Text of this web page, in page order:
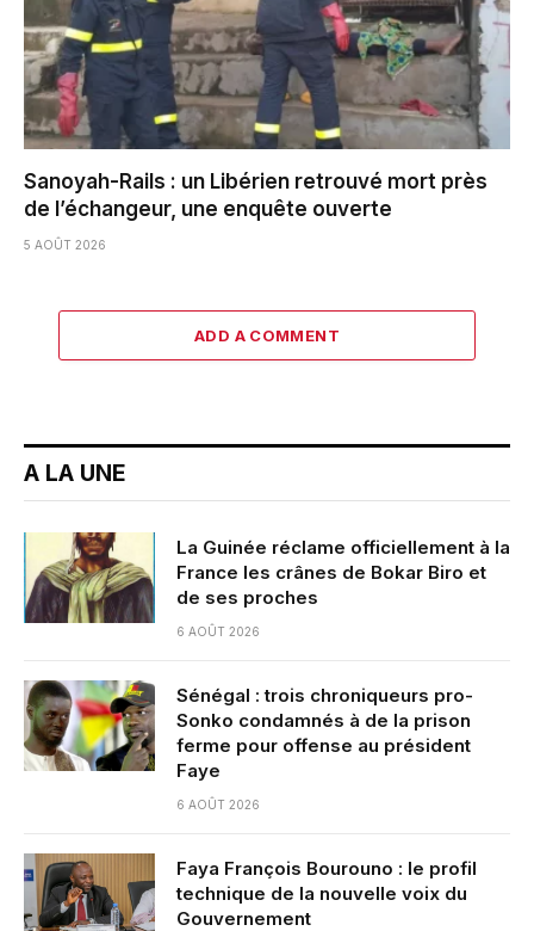
Sanoyah-Rails : un Libérien retrouvé mort près
de l’échangeur, une enquête ouverte
5 AOÛT 2026
ADD A COMMENT
A LA UNE
La Guinée réclame officiellement à la
France les crânes de Bokar Biro et
de ses proches
6 AOÛT 2026
Sénégal : trois chroniqueurs pro-
Sonko condamnés à de la prison
ferme pour offense au président
Faye
6 AOÛT 2026
Faya François Bourouno : le profil
technique de la nouvelle voix du
Gouvernement